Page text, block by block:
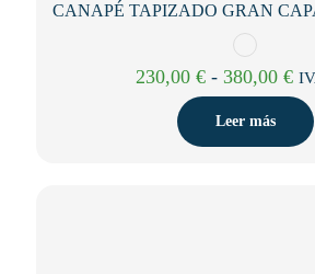
CANAPÉ TAPIZADO GRAN
230,00 € - 380,00 €
de
Leer más